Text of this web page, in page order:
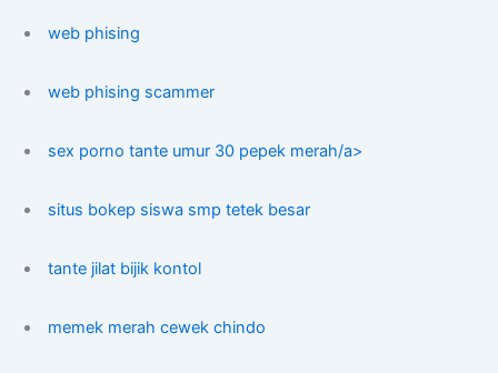
web phising
web phising scammer
sex porno tante umur 30 pepek merah/a>
situs bokep siswa smp tetek besar
tante jilat bijik kontol
memek merah cewek chindo